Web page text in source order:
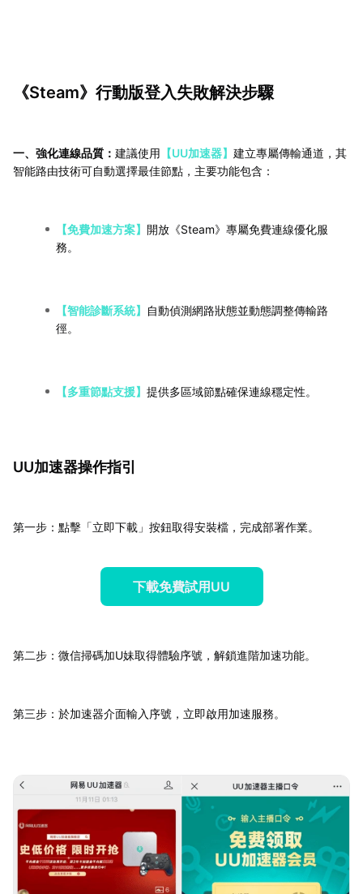
《Steam》行動版登入失敗解決步驟
一、強化連線品質： 建議使用 【UU加速器】 建立專屬傳輸通道，其
智能路由技術可自動選擇最佳節點，主要功能包含：
【免費加速方案】 開放《Steam》專屬免費連線優化服
務。
【智能診斷系統】
自動偵測網路狀態並動態調整傳輸路
徑。
【多重節點支援】 提供多區域節點確保連線穩定性。
UU加速器操作指引
第一步：點擊「立即下載」按鈕取得安裝檔，完成部署作業。
下載免費試用UU
第二步：微信掃碼加U妹取得體驗序號，解鎖進階加速功能。
第三步：於加速器介面輸入序號，立即啟用加速服務。